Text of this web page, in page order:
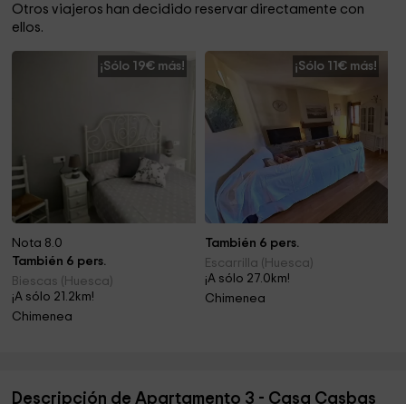
Otros viajeros han decidido reservar directamente con
ellos.
¡Sólo 19€ más!
Nota 8.0
También 6 pers.
Biescas (Huesca)
¡A sólo 21.2km!
Chimenea
¡Sólo 11€ más!
También 6 pers.
Escarrilla (Huesca)
¡A sólo 27.0km!
Chimenea
Descripción de Apartamento 3 - Casa Casbas